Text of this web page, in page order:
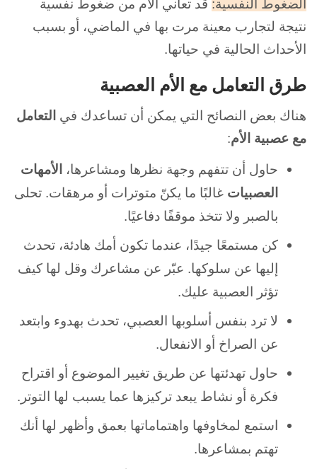
الضغوط النفسية: قد تعاني الأم من ضغوط نفسية
نتيجة لتجارب معينة مرت بها في الماضي، أو بسبب
الأحداث الحالية في حياتها.
طرق التعامل مع الأم العصبية
هناك بعض النصائح التي يمكن أن تساعدك في التعامل
مع عصبية الأم:
حاول أن تتفهم وجهة نظرها ومشاعرها،
الأمهات
العصبيات غالبًا ما يكنّ متوترات أو مرهقات. تحلى
بالصبر ولا تتخذ موقفًا دفاعيًا.
كن مستمعًا جيدًا، عندما تكون أمك هادئة، تحدث
إليها عن سلوكها. عبّر عن مشاعرك وقل لها كيف
تؤثر العصبية عليك.
لا ترد بنفس أسلوبها العصبي، تحدث بهدوء وابتعد
عن الصراخ أو الانفعال.
حاول تهدئتها عن طريق تغيير الموضوع أو اقتراح
فكرة أو نشاط يبعد تركيزها عما يسبب لها التوتر.
استمع لمخاوفها واهتماماتها بعمق وأظهر لها أنك
تهتم بمشاعرها.